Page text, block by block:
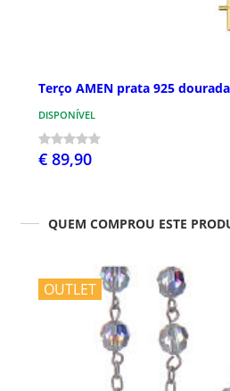
Terço AMEN prata 925
DISPONÍVEL
€ 89,90
QUEM COMPROU ESTE
OUTLET